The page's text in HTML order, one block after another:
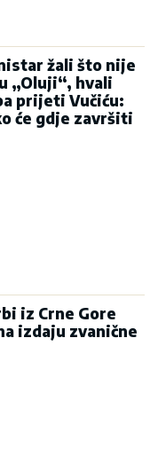
žali što nije
„Oluji“, hvali
prijeti Vučiću:
će gdje završiti
iz Crne Gore
izdaju zvanične